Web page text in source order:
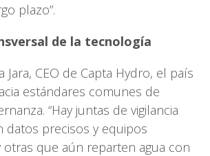
plazo”.
de la tecnología
Jara, CEO de Capta Hydro, el país
estándares comunes de
“Hay juntas de vigilancia
datos precisos y equipos
otras que aún reparten agua con